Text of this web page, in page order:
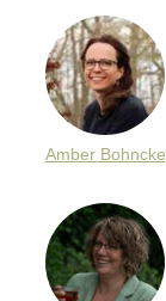
Amber Bohncke